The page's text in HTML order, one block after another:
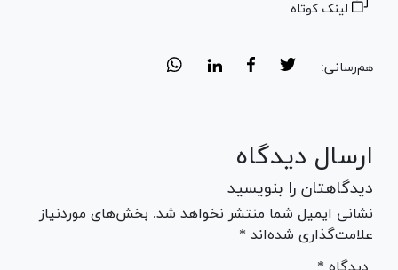
لینک کوتاه
هم‌رسانی:
ارسال دیدگاه
دیدگاهتان را بنویسید
نشانی ایمیل شما منتشر نخواهد شد. بخش‌های موردنیاز
علامت‌گذاری شده‌اند *